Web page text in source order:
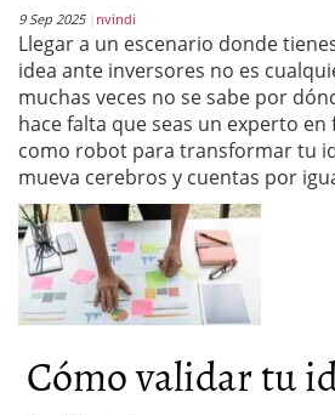
9 Sep 2025 nvindi
Llegar a un escenario donde
idea ante inversores no es
muchas veces no se sabe por
hace falta que seas un experto
como robot para transformar tu
mueva cerebros y cuentas por
Cómo validar tu